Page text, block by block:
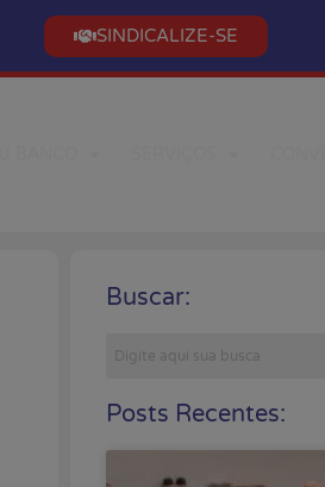
SINDICALIZE-SE
Buscar:
Posts Recentes: